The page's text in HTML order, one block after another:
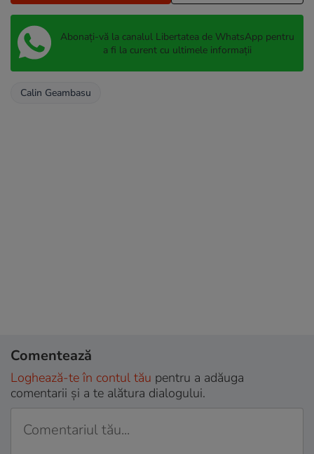
Abonați-vă la canalul Libertatea de WhatsApp pentru
a fi la curent cu ultimele informații
Calin Geambasu
Comentează
Loghează-te în contul tău pentru a adăuga
comentarii și a te alătura dialogului.